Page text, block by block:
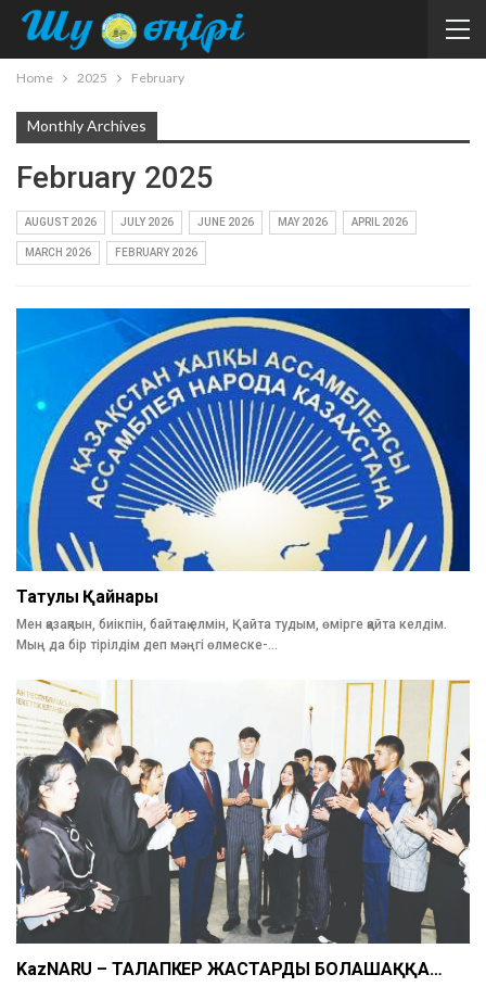
Home 2025 February
Monthly Archives
February 2025
AUGUST 2026 JULY 2026 JUNE 2026 MAY 2026 APRIL 2026
MARCH 2026 FEBRUARY 2026
Татулық Қайнары
Мен қазақпын, биікпін, байтақ елмін, Қайта тудым, өмірге қайта келдім.
Мың да бір тірілдім деп мәңгі өлмеске-…
KazNARU – ТАЛАПКЕР ЖАСТАРДЫ БОЛАШАҚҚА…